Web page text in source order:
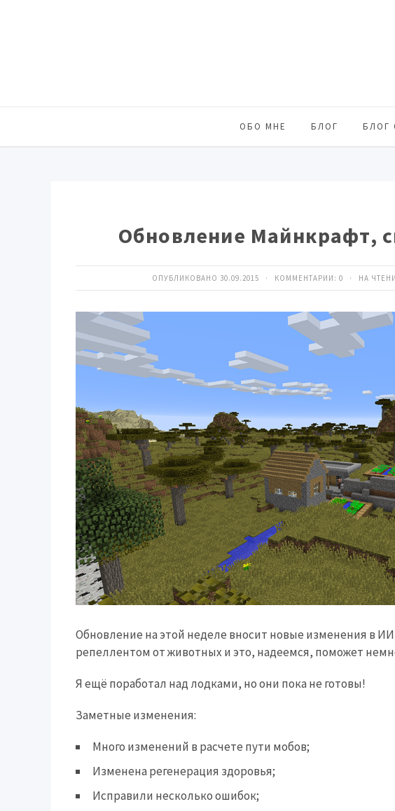
ОБО МНЕ БЛОГ БЛОГ
Обновление Майнкрафт,
ОПУБЛИКОВАНО 30.09.2015 · КОММЕНТАРИИ: 0 · НА
Обновление на этой неделе вносит новые изменения в
репеллентом от животных и это, надеемся, поможет
Я ещё поработал над лодками, но они пока не готовы!
Заметные изменения:
Много изменений в расчете пути мобов;
Изменена регенерация здоровья;
Исправили несколько ошибок;